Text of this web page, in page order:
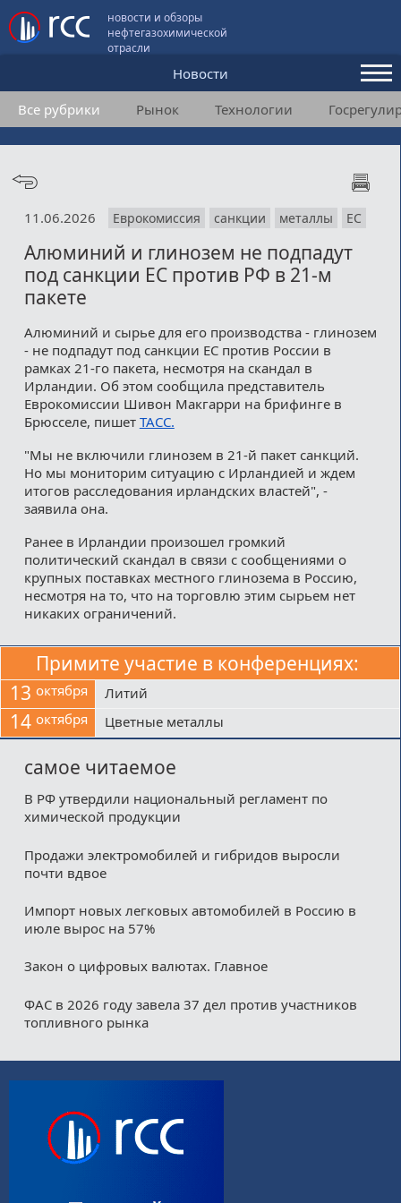
новости и обзоры
нефтегазохимической
отрасли
Новости
Аналитика и мнения
Конференции
Подписка
Медиакит
Контакты
Все рубрики Рынок Технологии
11.06.2026 Еврокомиссия санкции металлы ЕС
Алюминий и глинозем не подпадут
под санкции ЕС против РФ в 21-м
пакете
Алюминий и сырье для его производства - глинозем
- не подпадут под санкции ЕС против России в
рамках 21-го пакета, несмотря на скандал в
Ирландии. Об этом сообщила представитель
Еврокомиссии Шивон Макгарри на брифинге в
Брюсселе, пишет ТАСС.
"Мы не включили глинозем в 21-й пакет санкций.
Но мы мониторим ситуацию с Ирландией и ждем
итогов расследования ирландских властей", -
заявила она.
Ранее в Ирландии произошел громкий
политический скандал в связи с сообщениями о
крупных поставках местного глинозема в Россию,
несмотря на то, что на торговлю этим сырьем нет
никаких ограничений.
Примите участие в конференциях:
13 октября Литий
14 октября Цветные металлы
самое читаемое
В РФ утвердили национальный регламент по
химической продукции
Продажи электромобилей и гибридов выросли
почти вдвое
Импорт новых легковых автомобилей в Россию в
июле вырос на 57%
Закон о цифровых валютах. Главное
ФАС в 2026 году завела 37 дел против участников
топливного рынка